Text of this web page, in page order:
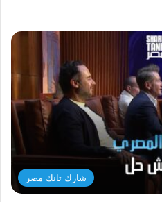
شارك تانك مصر